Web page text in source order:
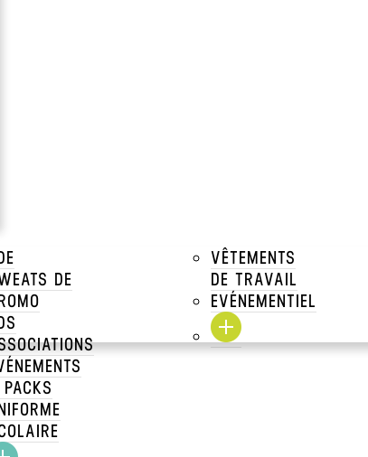
DE
VÊTEMENTS
DE TRAVAIL
EVÉNEMENTIEL
bavettes personnalisés. Si vous travaillez
auront besoin d'un tablier bavette
BAVETTES
TABLIER LONG AVEC
POCHES GALA
Crafters